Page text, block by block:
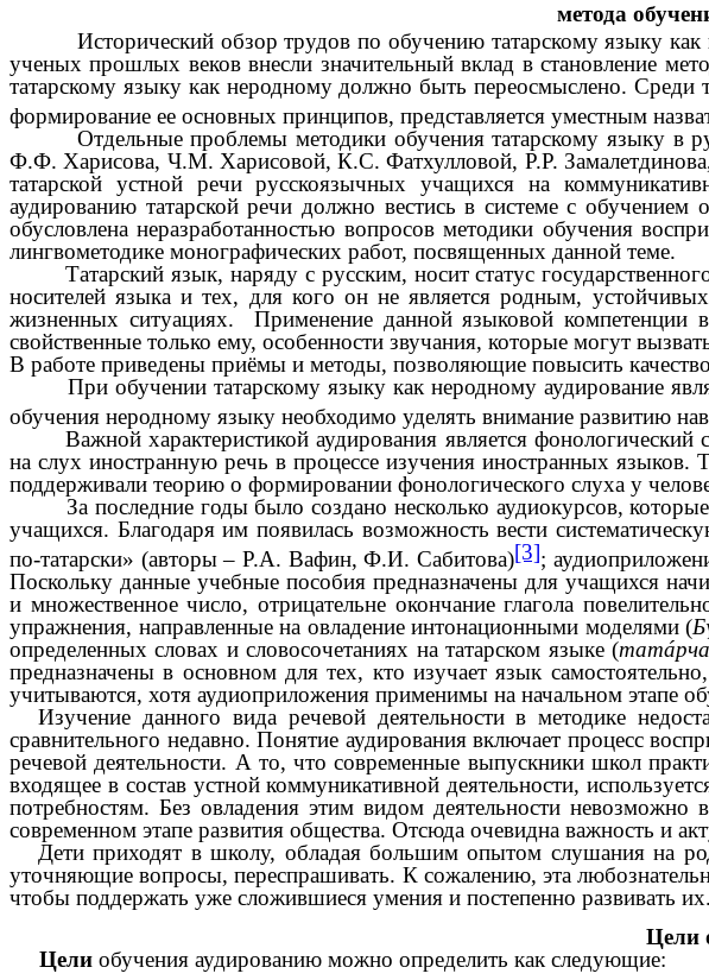
метода
Исторический обзор трудов по обучению татарскому языку
ученых прошлых веков внесли значительный вклад в становление
татарскому языку как неродному должно быть переосмыслено. Среди
формирование ее основных принципов, представляется уместным
Отдельные проблемы методики обучения татарскому языку в
Ф.Ф. Харисова, Ч.М. Харисовой, К.С. Фатхулловой, Р.Р.
татарской устной речи русскоязычных учащихся на
аудированию татарской речи должно вестись в системе с обучением
обусловлена неразработанностью вопросов методики обучения
лингвометодике монографических работ, посвященных данной теме.
Татарский язык, наряду с русским, носит статус
носителей языка и тех, для кого он не является родным,
жизненных ситуациях. Применение данной языковой
свойственные только ему, особенности звучания, которые могут
В работе приведены приёмы и методы, позволяющие повысить
При обучении татарскому языку как неродному аудирование
обучения неродному языку необходимо уделять внимание развитию
Важной характеристикой аудирования является
на слух иностранную речь в процессе изучения иностранных
поддерживали теорию о формировании фонологического слуха у
За последние годы было создано несколько аудиокурсов,
учащихся. Благодаря им появилась возможность вести
по-татарски» (авторы – Р.А. Вафин, Ф.И. Сабитова)[3];
Поскольку данные учебные пособия предназначены для учащихся
и множественное число, отрицательне окончание глагола
упражнения, направленные на овладение интонационными моделями (
определенных словах и словосочетаниях на татарском языке (
предназначены в основном для тех, кто изучает язык
учитываются, хотя аудиоприложения применимы на начальном этапе
Изучение данного вида речевой деятельности в методике
сравнительного недавно. Понятие аудирования включает процесс
речевой деятельности. А то, что современные выпускники школ
входящее в состав устной коммуникативной деятельности,
потребностям. Без овладения этим видом деятельности
современном этапе развития общества. Отсюда очевидна важность и
Дети приходят в школу, обладая большим опытом слушания на
уточняющие вопросы, переспрашивать. К сожалению, эта
чтобы поддержать уже сложившиеся умения и постепенно развивать их.
Цели
Цели обучения аудированию можно определить как следующие: